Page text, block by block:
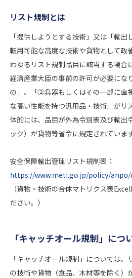
リスト規制とは
「提供しようとする技術」⼜は「輸
転⽤可能な⾼度な技術や貨物として政
わゆるリスト規制品⽬に該当する場合
経済産業⼤⾂の事前の許可が必要にな
の」、「②兵器もしくはその⼀部に直
な高い性能を持つ汎⽤品・技術」がリ
体的には、品⽬が外為令別表及び輸出
ック）が貨物等省令に規定されています
安全保障輸出管理リスト規制表：
https://www.meti.go.jp/policy/
（貨物・技術の合体マトリクス表
ださい。）
「キャッチオール規制」につ
「キャッチオール規制」については
の技術や貨物（⾷品、⽊材等を除く）